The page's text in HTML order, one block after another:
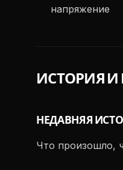
напряжение
ИСТОРИЯ
НЕДАВНЯЯ
Что произошло,